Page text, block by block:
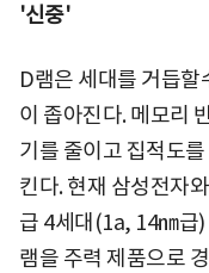
'신중'
D램은 세대를 거듭
이 좁아진다. 메모리
기를 줄이고 집적도
킨다. 현재 삼성전자
급 4세대(1a, 14㎚급
램을 주력 제품으로